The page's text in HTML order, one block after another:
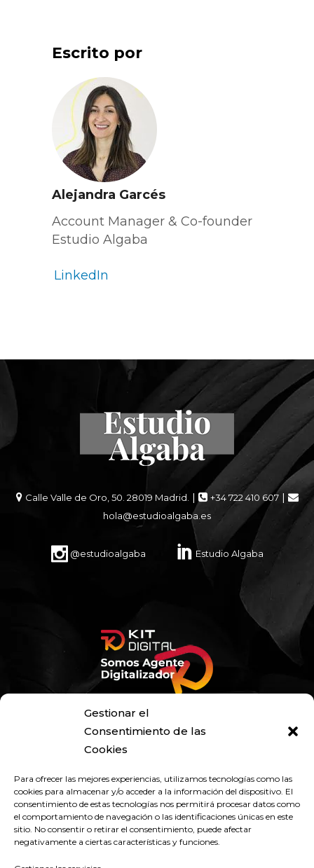
Gestionar el
Consentimiento de las
Cookies
Para ofrecer las mejores experiencias, utilizamos tecnologías como las
cookies para almacenar y/o acceder a la información del dispositivo. El
consentimiento de estas tecnologías nos permitirá procesar datos como
el comportamiento de navegación o las identificaciones únicas en este
sitio. No consentir o retirar el consentimiento, puede afectar
negativamente a ciertas características y funciones.
Escrito por
Alejandra Garcés
Account Manager & Co-founder
Estudio Algaba
LinkedIn
Calle Valle de Oro, 50. 28019 Madrid. | +34 722 410 607|
hola@estudioalgaba.es
@estudioalgaba Estudio Algaba